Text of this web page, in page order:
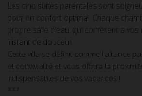
Les cinq suites parentales sont
pour un confort optimal. Chaque
propre salle d'eau, qui confèrent à vos
instant de douceur.
Cette villa se définit comme l'alliance
et convivialité et vous offrira la
***